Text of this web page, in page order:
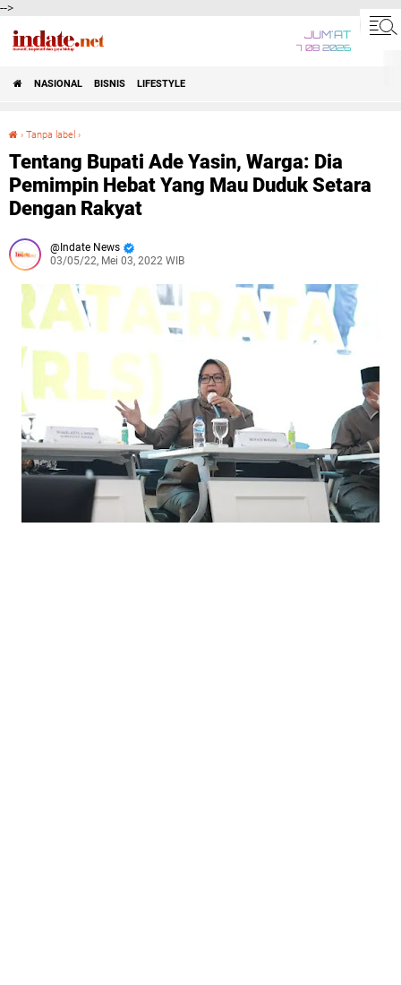
-->
JUM'AT
7 08 2026
NASIONAL BISNIS LIFESTYLE
› Tanpa label ›
Tentang Bupati Ade Yasin, Warga: Dia
Pemimpin Hebat Yang Mau Duduk Setara
Dengan Rakyat
Indate News
03/05/22, Mei 03, 2022 WIB